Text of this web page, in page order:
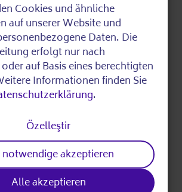
AWO Hakkında
Dijital strateji
DigitalPakt Alter
Ortak
Ortaklarımız
Cookies und ähnliche
auf unserer Website und
Daten. Die
erfolgt nur nach
auf Basis eines berechtigten
Informationen finden Sie
.
Özelleştir
akzeptieren
Alle akzeptieren